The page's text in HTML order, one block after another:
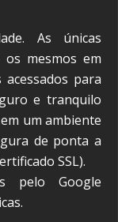
As únicas
os mesmos em
para
e tranquilo
um ambiente
de ponta a
SSL).
pelo Google